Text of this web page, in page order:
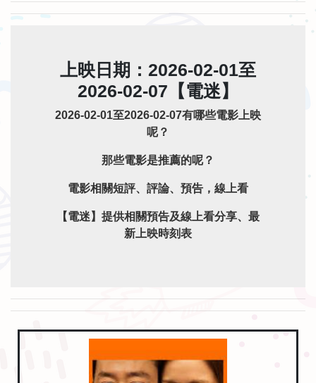
上映日期：2026-02-01至
2026-02-07【電迷】
2026-02-01至2026-02-07有哪些電影上映
呢？
那些電影是推薦的呢？
電影相關短評、評論、預告，線上看
【電迷】提供相關預告及線上看分享、最
新上映時刻表